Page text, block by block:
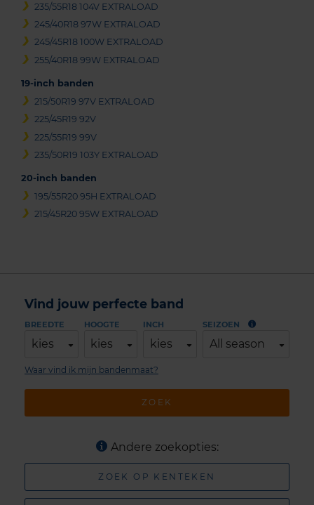
235/55R18 104V EXTRALOAD
245/40R18 97W EXTRALOAD
245/45R18 100W EXTRALOAD
255/40R18 99W EXTRALOAD
19-inch banden
215/50R19 97V EXTRALOAD
225/45R19 92V
225/55R19 99V
235/50R19 103Y EXTRALOAD
20-inch banden
195/55R20 95H EXTRALOAD
215/45R20 95W EXTRALOAD
Vind jouw perfecte band
BREEDTE
kies
HOOGTE
kies
INCH
kies
SEIZOEN
All season
ZOEK
Waar vind ik mijn bandenmaat?
Andere zoekopties:
ZOEK OP KENTEKEN